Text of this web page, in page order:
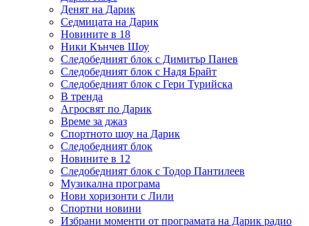
Денят на Дарик
Седмицата на Дарик
Новините в 18
Ники Кънчев Шоу
Следобедният блок с Димитър Панев
Следобедният блок с Надя Брайт
Следобедният блок с Гери Турийска
В тренда
Агросвят по Дарик
Време за джаз
Спортното шоу на Дарик
Следобедният блок
Новините в 12
Следобедният блок с Тодор Пантилеев
Музикална програма
Нови хоризонти с Лили
Спортни новини
Избрани моменти от програмата на Дарик радио